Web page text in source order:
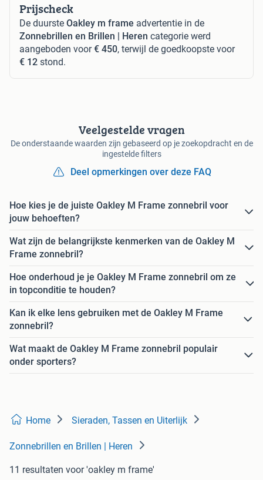
Prijscheck
De duurste Oakley m frame advertentie in de
Zonnebrillen en Brillen | Heren categorie werd
aangeboden voor€ 450, terwijl de goedkoopste voor
€ 12 stond.
Veelgestelde vragen
De onderstaande waarden zijn gebaseerd op je zoekopdracht en de
ingestelde filters
Deel opmerkingen over deze FAQ
Hoe kies je de juiste Oakley M Frame zonnebril voor
jouw behoeften?
Wat zijn de belangrijkste kenmerken van de Oakley M
Frame zonnebril?
Hoe onderhoud je je Oakley M Frame zonnebril om ze
in topconditie te houden?
Kan ik elke lens gebruiken met de Oakley M Frame
zonnebril?
Wat maakt de Oakley M Frame zonnebril populair
onder sporters?
Home Sieraden, Tassen en Uiterlijk
Zonnebrillen en Brillen | Heren
11 resultaten voor 'oakley m frame'